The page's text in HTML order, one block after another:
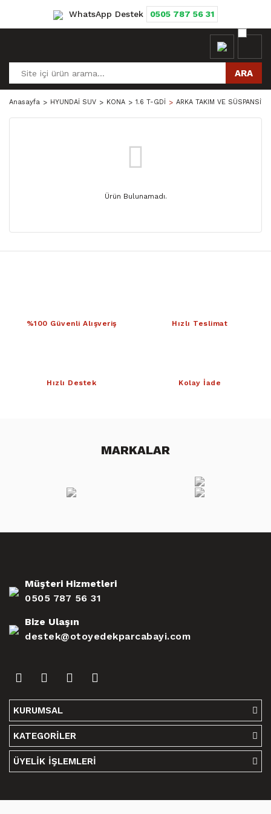
WhatsApp Destek 0505 787 56 31
ARA
Anasayfa HYUNDAİ SUV KONA 1.6 T-GDİ ARKA TAKIM VE
Ürün Bulunamadı.
%100 Güvenli Alışveriş Hızlı Teslimat
Hızlı Destek Kolay İade
MARKALAR
Müşteri Hizmetleri
0505 787 56 31
Bize Ulaşın
destek@otoyedekparcabayi.com
KURUMSAL
KATEGORİLER
ÜYELİK İŞLEMLERİ